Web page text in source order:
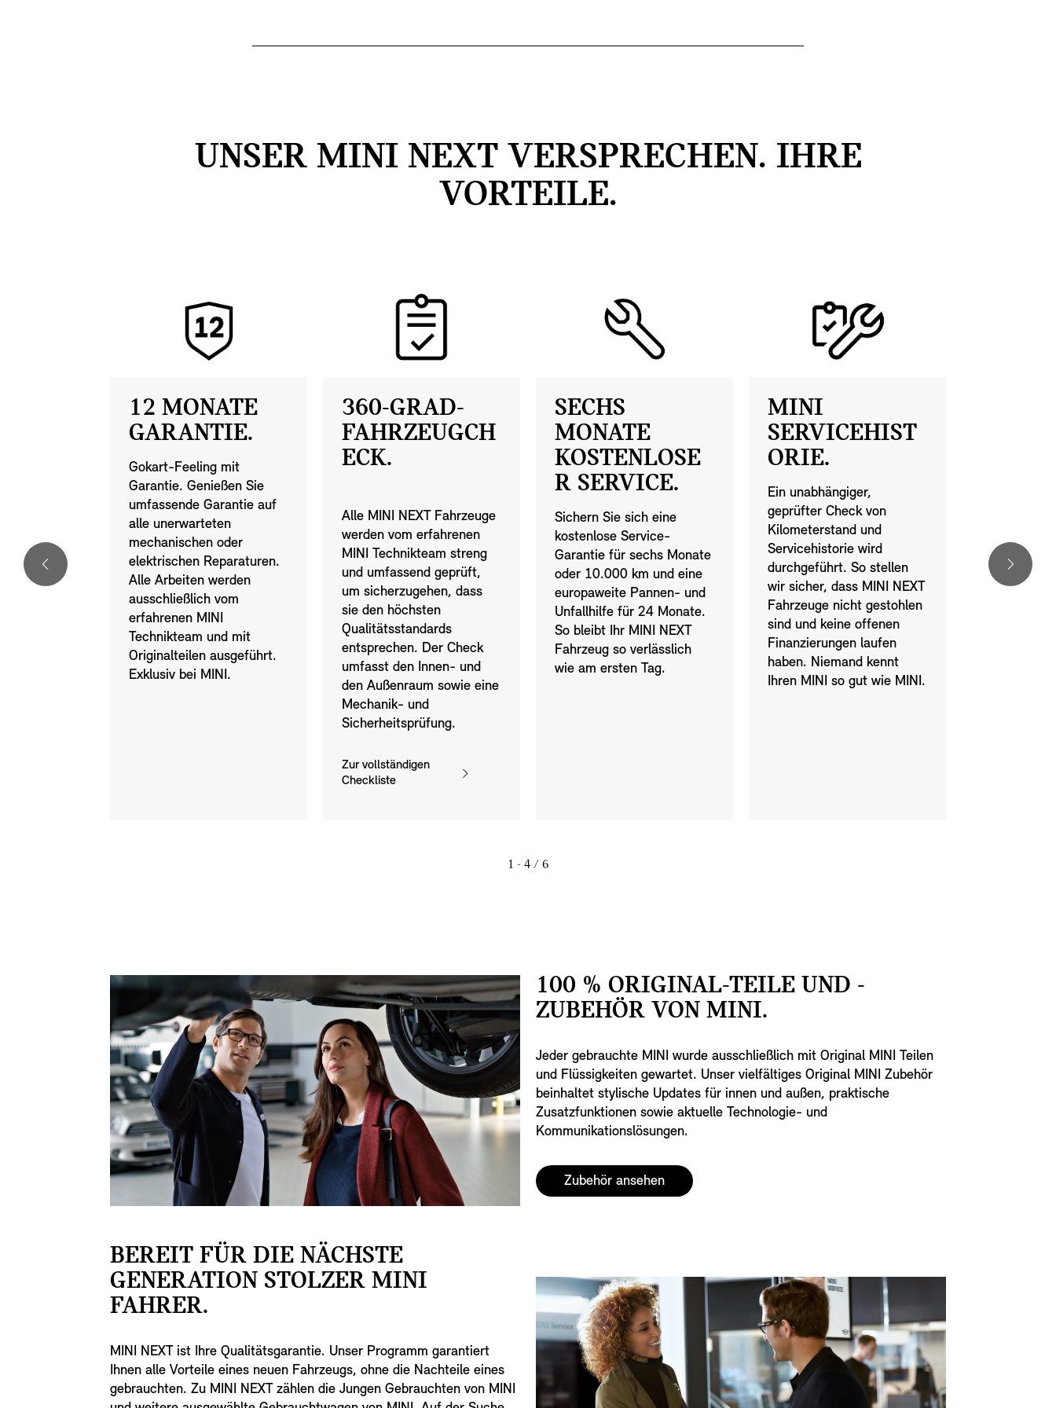
UNSER MINI NEXT VERSPRECHEN. IHRE
VORTEILE.
flexible
und
12 MONATE
GARANTIE.
Gokart-Feeling mit
Garantie. Genießen Sie
umfassende Garantie auf
alle unerwarteten
mechanischen oder
elektrischen Reparaturen.
Alle Arbeiten werden
ausschließlich vom
erfahrenen MINI
Technikteam und mit
Originalteilen ausgeführt.
Exklusiv bei MINI.
360-GRAD-
FAHRZEUGCH
ECK.
Alle MINI NEXT Fahrzeuge
werden vom erfahrenen
MINI Technikteam streng
und umfassend geprüft,
um sicherzugehen, dass
sie den höchsten
Qualitätsstandards
entsprechen. Der Check
umfasst den Innen- und
den Außenraum sowie eine
Mechanik- und
Sicherheitsprüfung.
Zur vollständigen
Checkliste
SECHS
MONATE
KOSTENLOSE
R SERVICE.
Sichern Sie sich eine
kostenlose Service-
Garantie für sechs Monate
oder 10.000 km und eine
europaweite Pannen- und
Unfallhilfe für 24 Monate.
So bleibt Ihr MINI NEXT
Fahrzeug so verlässlich
wie am ersten Tag.
MINI
SERVICEHIST
ORIE.
Ein unabhängiger,
geprüfter Check von
Kilometerstand und
Servicehistorie wird
durchgeführt. So stellen
wir sicher, dass MINI NEXT
Fahrzeuge nicht gestohlen
sind und keine offenen
Finanzierungen laufen
haben. Niemand kennt
Ihren MINI so gut wie MINI.
Fahrzeug
jeweiligen
Sie ein.
1 - 4 / 6
100 % ORIGINAL-TEILE UND -
ZUBEHÖR VON MINI.
Jeder gebrauchte MINI wurde ausschließlich mit Original MINI Teilen
und Flüssigkeiten gewartet. Unser vielfältiges Original MINI Zubehör
beinhaltet stylische Updates für innen und außen, praktische
Zusatzfunktionen sowie aktuelle Technologie- und
Kommunikationslösungen.
Zubehör ansehen
BEREIT FÜR DIE NÄCHSTE
GENERATION STOLZER MINI
FAHRER.
MINI NEXT ist Ihre Qualitätsgarantie. Unser Programm garantiert
Ihnen alle Vorteile eines neuen Fahrzeugs, ohne die Nachteile eines
gebrauchten. Zu MINI NEXT zählen die Jungen Gebrauchten von MINI